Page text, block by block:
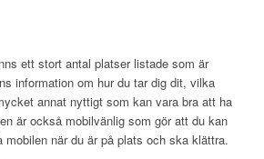
ett stort antal platser listade som är
information om hur du tar dig dit, vilka
annat nyttigt som kan vara bra att ha
är också mobilvänlig som gör att du kan
mobilen när du är på plats och ska klättra.